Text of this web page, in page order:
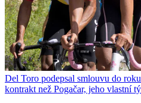
Del Toro podepsal smlouvu do
kontrakt než Pogačar, jeho vlastní